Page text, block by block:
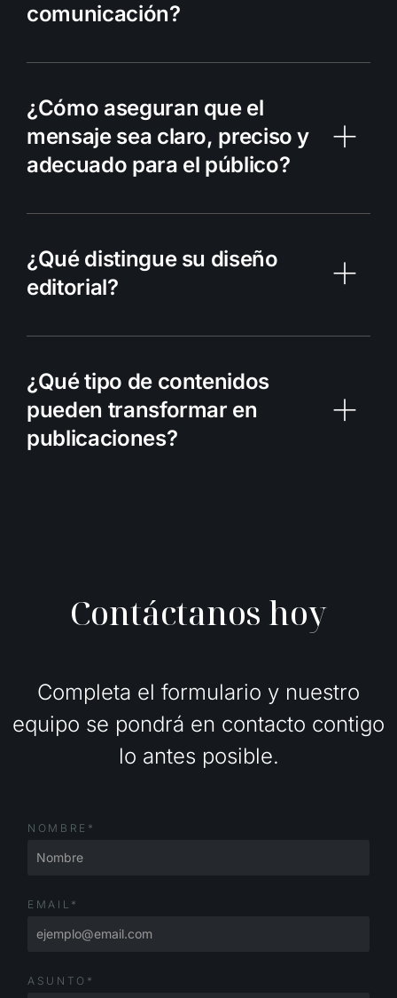
comunicación?
¿Cómo aseguran que el
mensaje sea claro, preciso y
adecuado para el público?
¿Qué distingue su diseño
editorial?
¿Qué tipo de contenidos
pueden transformar en
publicaciones?
Contáctanos hoy
Completa el formulario y nuestro
equipo se pondrá en contacto contigo
lo antes posible.
NOMBRE*
EMAIL*
ASUNTO*